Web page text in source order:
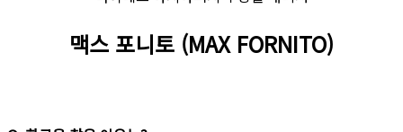
맥스 포니토 (MAX FORNITO)